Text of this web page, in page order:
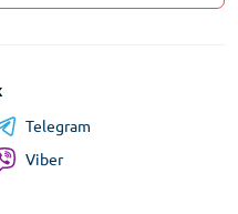
Telegram
Viber